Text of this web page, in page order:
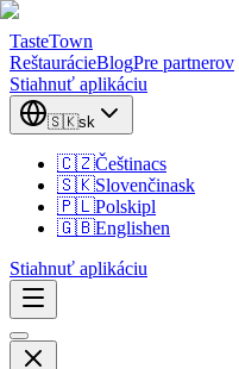
TasteTown
ReštaurácieBlogPre partnerov
Stiahnuť aplikáciu
🇸🇰sk
🇨🇿Češtinacs
🇸🇰Slovenčinask
🇵🇱Polskipl
🇬🇧Englishen
Stiahnuť aplikáciu